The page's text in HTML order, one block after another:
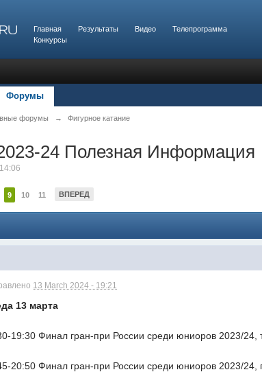
Главная Результаты Видео
Телепрограмма
Конкурсы
Форумы
форумы → Фигурное катание
24 Полезная Информация
9 10 11 ВПЕРЕД
13 March 2024 - 19:21
13 марта
19:30 Финал гран-при России среди юниоров 2023/24,
20:50 Финал гран-при России среди юниоров 2023/